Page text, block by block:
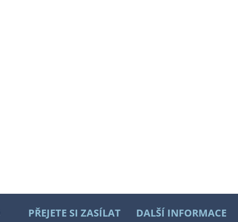
PŘEJETE SI ZASÍLAT
DALŠÍ INFORMACE